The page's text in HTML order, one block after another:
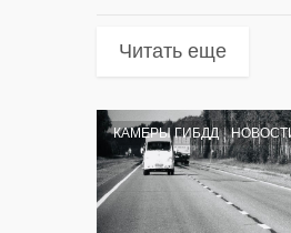
Читать еще
КАМЕРЫ ГИБДД